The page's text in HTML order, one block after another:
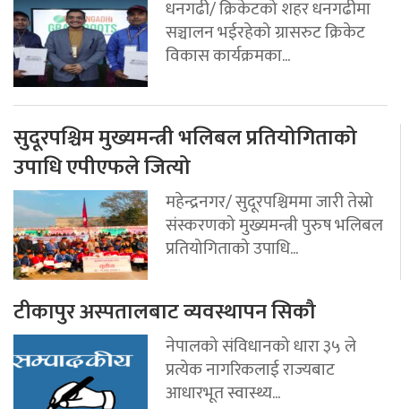
धनगढी/ क्रिकेटको शहर धनगढीमा
सञ्चालन भईरहेको ग्रासरुट क्रिकेट
विकास कार्यक्रमका...
सुदूरपश्चिम मुख्यमन्त्री भलिबल प्रतियोगिताको
उपाधि एपीएफले जित्यो
महेन्द्रनगर/ सुदूरपश्चिममा जारी तेस्रो
संस्करणको मुख्यमन्त्री पुरुष भलिबल
प्रतियोगिताको उपाधि...
टीकापुर अस्पतालबाट व्यवस्थापन सिकौ
नेपालको संविधानको धारा ३५ ले
प्रत्येक नागरिकलाई राज्यबाट
आधारभूत स्वास्थ्य...